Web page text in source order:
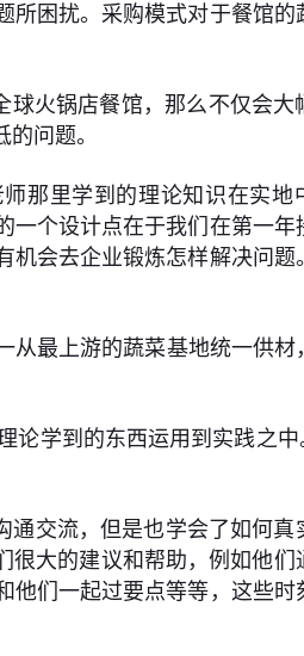
所困扰。采购模式对于餐馆的
球火锅店餐馆，那么不仅会大
问题。
那里学到的理论知识在实地
一个设计点在于我们在第一年
机会去企业锻炼怎样解决问题
从最上游的蔬菜基地统一供材
论学到的东西运用到实践之中
通交流，但是也学会了如何真
很大的建议和帮助，例如他们
他们一起过要点等等，这些时